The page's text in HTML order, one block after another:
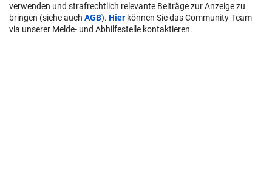
verwenden und strafrechtlich relevante Beiträge zur Anzeige zu
bringen (siehe auch AGB). Hier können Sie das Community-Team
via unserer Melde- und Abhilfestelle kontaktieren.